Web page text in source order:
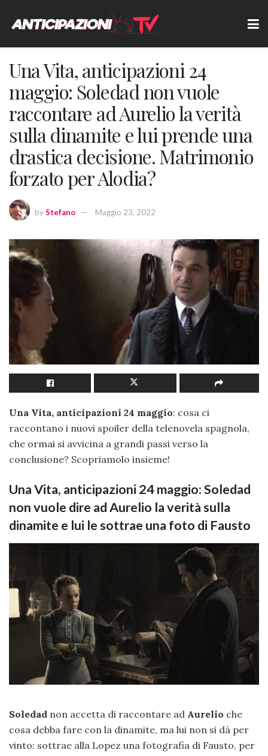
Una Vita, anticipazioni 24
maggio: Soledad non vuole
raccontare ad Aurelio la verità
sulla dinamite e lui prende una
drastica decisione. Matrimonio
forzato per Alodia?
byStefano Maggio 23, 2022
Una Vita, anticipazioni 24 maggio: cosa ci
raccontano i nuovi spoiler della telenovela spagnola,
che ormai si avvicina a grandi passi verso la
conclusione? Scopriamolo insieme!
Una Vita, anticipazioni 24 maggio: Soledad
non vuole dire ad Aurelio la verità sulla
dinamite e lui le sottrae una foto di Fausto
Soledad non accetta di raccontare ad Aurelio che
cosa debba fare con la dinamite, ma lui non si dà per
vinto: sottrae alla Lopez una fotografia di Fausto, per